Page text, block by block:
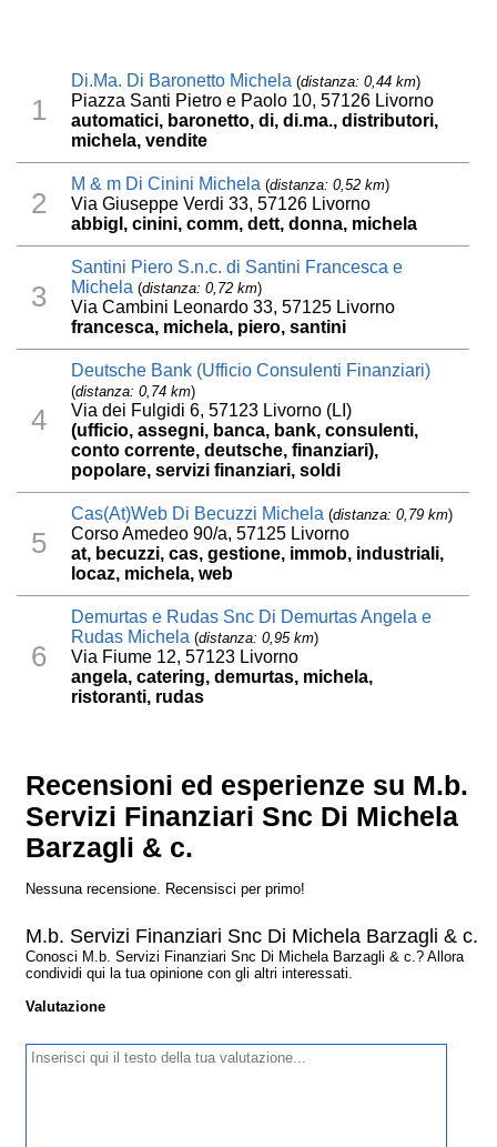
1
Di.Ma. Di Baronetto Michela (distanza: 0,44 km)
Piazza Santi Pietro e Paolo 10, 57126 Livorno
automatici, baronetto, di, di.ma., distributori,
michela, vendite
2
M & m Di Cinini Michela (distanza: 0,52 km)
Via Giuseppe Verdi 33, 57126 Livorno
abbigl, cinini, comm, dett, donna, michela
3
Santini Piero S.n.c. di Santini Francesca e
Michela (distanza: 0,72 km)
Via Cambini Leonardo 33, 57125 Livorno
francesca, michela, piero, santini
4
Deutsche Bank (Ufficio Consulenti Finanziari)
(distanza: 0,74 km)
Via dei Fulgidi 6, 57123 Livorno (LI)
(ufficio, assegni, banca, bank, consulenti,
conto corrente, deutsche, finanziari),
popolare, servizi finanziari, soldi
5
Cas(At)Web Di Becuzzi Michela (distanza: 0,79 km)
Corso Amedeo 90/a, 57125 Livorno
at, becuzzi, cas, gestione, immob, industriali,
locaz, michela, web
6
Demurtas e Rudas Snc Di Demurtas Angela e
Rudas Michela (distanza: 0,95 km)
Via Fiume 12, 57123 Livorno
angela, catering, demurtas, michela,
ristoranti, rudas
Recensioni ed esperienze su M.b.
Servizi Finanziari Snc Di Michela
Barzagli & c.
Nessuna recensione. Recensisci per primo!
M.b. Servizi Finanziari Snc Di Michela Barzagli & c.
Conosci M.b. Servizi Finanziari Snc Di Michela Barzagli & c.? Allora
condividi qui la tua opinione con gli altri interessati.
Valutazione